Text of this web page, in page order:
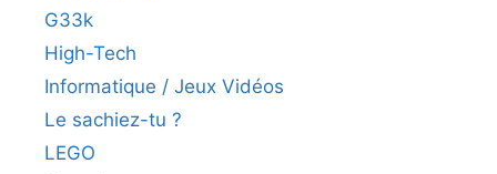
G33k
High-Tech
Informatique / Jeux Vidéos
Le sachiez-tu ?
LEGO